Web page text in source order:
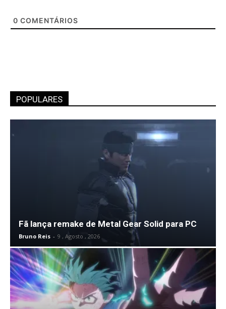
0 COMENTÁRIOS
POPULARES
Fã lança remake de Metal Gear Solid para PC
Bruno Reis - 9 , Agosto , 2026